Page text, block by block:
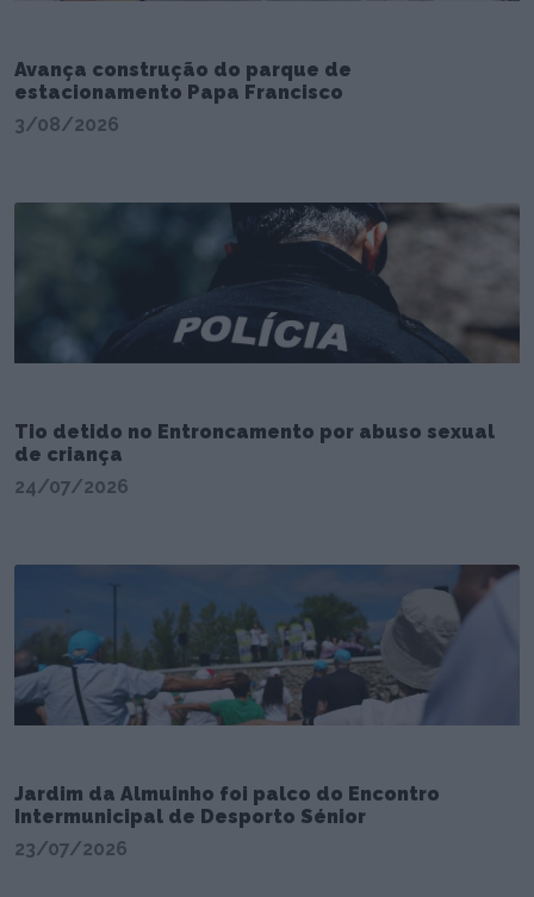
Avança construção do parque de
estacionamento Papa Francisco
3/08/2026
Tio detido no Entroncamento por abuso sexual
de criança
24/07/2026
Jardim da Almuinho foi palco do Encontro
Intermunicipal de Desporto Sénior
23/07/2026